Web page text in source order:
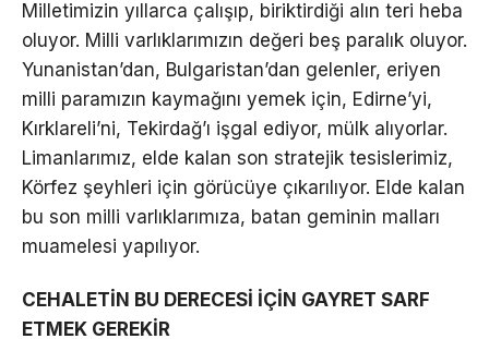
Milletimizin yıllarca çalışıp, biriktirdiği alın teri heba
oluyor. Milli varlıklarımızın değeri beş paralık oluyor.
Yunanistan’dan, Bulgaristan’dan gelenler, eriyen
milli paramızın kaymağını yemek için, Edirne’yi,
Kırklareli’ni, Tekirdağ’ı işgal ediyor, mülk alıyorlar.
Limanlarımız, elde kalan son stratejik tesislerimiz,
Körfez şeyhleri için görücüye çıkarılıyor. Elde kalan
bu son milli varlıklarımıza, batan geminin malları
muamelesi yapılıyor.
CEHALETİN BU DERECESİ İÇİN GAYRET SARF
ETMEK GEREKİR